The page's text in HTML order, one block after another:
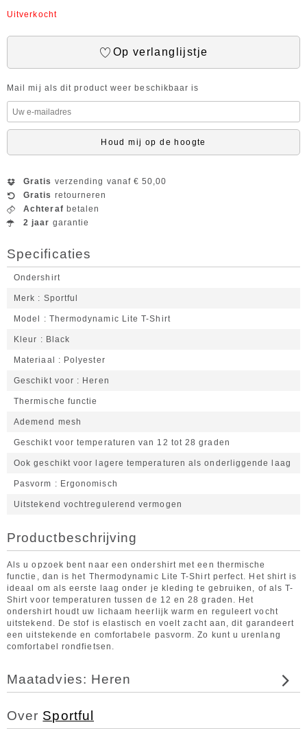
Uitverkocht
Op verlanglijstje
Mail mij als dit product weer beschikbaar is
Houd mij op de hoogte
Gratis verzending vanaf € 50,00
Gratis retourneren
Achteraf betalen
2 jaar garantie
Specificaties
Ondershirt
Merk Sportful
Model Thermodynamic Lite T-Shirt
Kleur Black
Materiaal Polyester
Geschikt voor Heren
Thermische functie
Ademend mesh
Geschikt voor temperaturen van 12 tot 28 graden
Ook geschikt voor lagere temperaturen als onderliggende laag
Pasvorm Ergonomisch
Uitstekend vochtregulerend vermogen
Productbeschrijving
Als u opzoek bent naar een ondershirt met een thermische
functie, dan is het Thermodynamic Lite T-Shirt perfect. Het shirt is
ideaal om als eerste laag onder je kleding te gebruiken, of als T-
Shirt voor temperaturen tussen de 12 en 28 graden. Het
ondershirt houdt uw lichaam heerlijk warm en reguleert vocht
uitstekend. De stof is elastisch en voelt zacht aan, dit garandeert
een uitstekende en comfortabele pasvorm. Zo kunt u urenlang
comfortabel rondfietsen.
Maatadvies: Heren
Over Sportful